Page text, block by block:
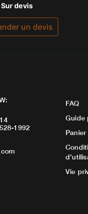
Note
0
Sur devis
un devis
1992
FAQ
Guide
Panier
Vie